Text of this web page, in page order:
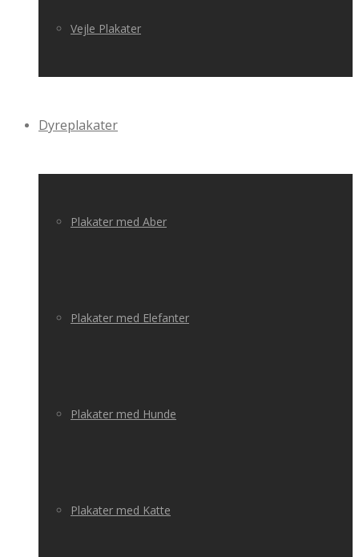
Vejle Plakater
Dyreplakater
Plakater med Aber
Plakater med Elefanter
Plakater med Hunde
Plakater med Katte